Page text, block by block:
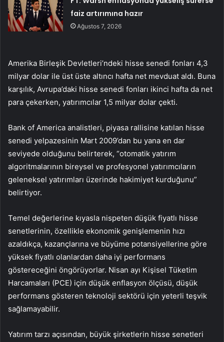
faiz artırımına hazır
Ağustos 7, 2026
Amerika Birleşik Devletleri’ndeki hisse senedi fonları 4,3
milyar dolar ile üst üste altıncı hafta net mevduat aldı. Buna
karşılık, Avrupa’daki hisse senedi fonları ikinci hafta da net
para çekerken, yatırımcılar 1,5 milyar dolar çekti.
Bank of America analistleri, piyasa rallisine katılan hisse
senedi yelpazesinin Mart 2009’dan bu yana en dar
seviyede olduğunu belirterek, “otomatik yatırım
algoritmalarının bireysel ve profesyonel yatırımcıların
geleneksel yatırımları üzerinde hakimiyet kurduğunu”
belirtiyor.
Temel değerlerine kıyasla nispeten düşük fiyatlı hisse
senetlerinin, özellikle ekonomik genişlemenin hızı
azaldıkça, kazançlarına ve büyüme potansiyellerine göre
yüksek fiyatlı olanlardan daha iyi performans
göstereceğini öngörüyorlar. Nisan ayı Kişisel Tüketim
Harcamaları (PCE) için düşük enflasyon ölçüsü, düşük
performans gösteren teknoloji sektörü için yeterli teşvik
sağlamayabilir.
Yatırım tarzı açısından, büyük şirketlerin hisse senetleri